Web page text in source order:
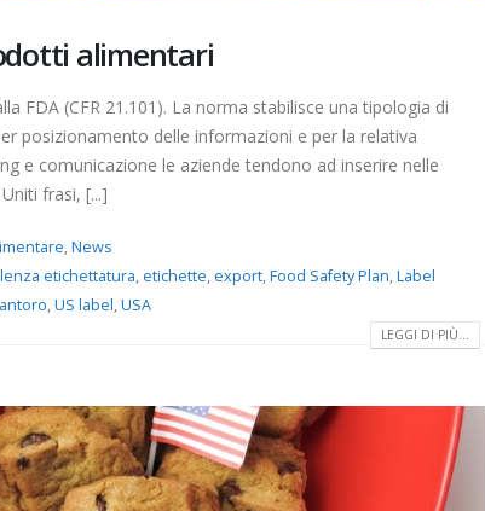
alimentari
FDA (CFR 21.101). La norma stabilisce una tipologia di
posizionamento delle informazioni e per la relativa
e comunicazione le aziende tendono ad inserire nelle
frasi, [...]
,News
etichettatura, etichette, export,Food Safety Plan,Label
,US label,USA
LEGGI DI PIÙ...
europea
rischio e gli obblighi di
comunicazione
26 Aprile 2023